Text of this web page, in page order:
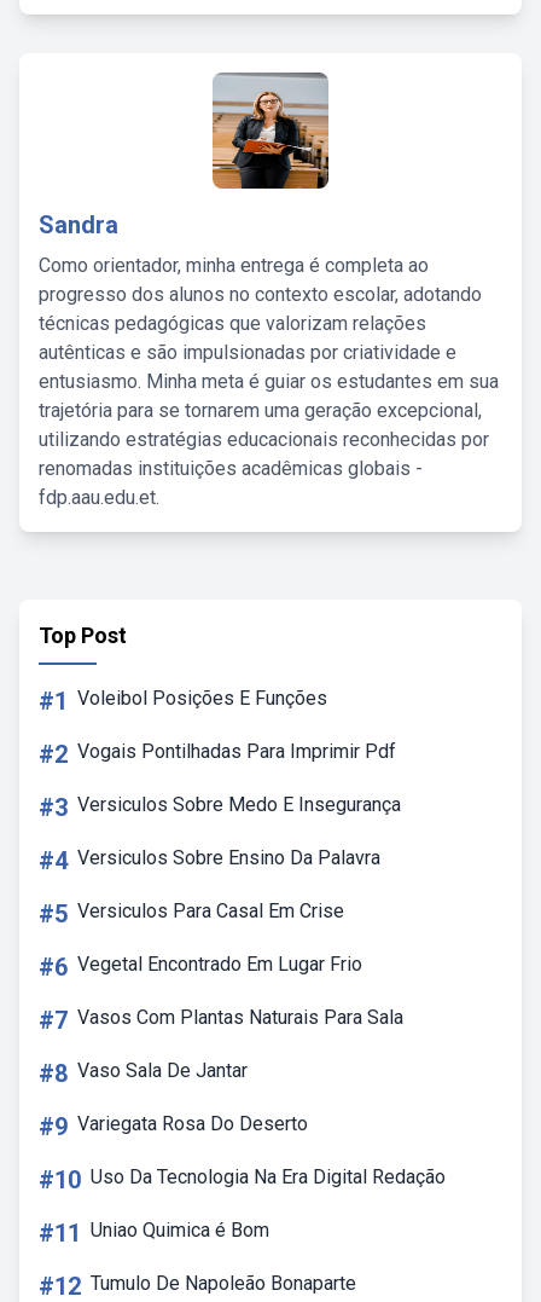
Sandra
Como orientador, minha entrega é completa ao
progresso dos alunos no contexto escolar, adotando
técnicas pedagógicas que valorizam relações
autênticas e são impulsionadas por criatividade e
entusiasmo. Minha meta é guiar os estudantes em sua
trajetória para se tornarem uma geração excepcional,
utilizando estratégias educacionais reconhecidas por
renomadas instituições acadêmicas globais -
fdp.aau.edu.et.
Top Post
#1 Voleibol Posições E Funções
#2 Vogais Pontilhadas Para Imprimir Pdf
#3 Versiculos Sobre Medo E Insegurança
#4 Versiculos Sobre Ensino Da Palavra
#5 Versiculos Para Casal Em Crise
#6 Vegetal Encontrado Em Lugar Frio
#7 Vasos Com Plantas Naturais Para Sala
#8 Vaso Sala De Jantar
#9 Variegata Rosa Do Deserto
#10 Uso Da Tecnologia Na Era Digital Redação
#11 Uniao Quimica é Bom
#12 Tumulo De Napoleão Bonaparte